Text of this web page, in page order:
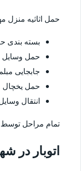
حمل اثاثیه
بسته بندی
حمل وسایل
جابجایی
حمل یخچال
انتقال
تمام مراحل
اتوبار در